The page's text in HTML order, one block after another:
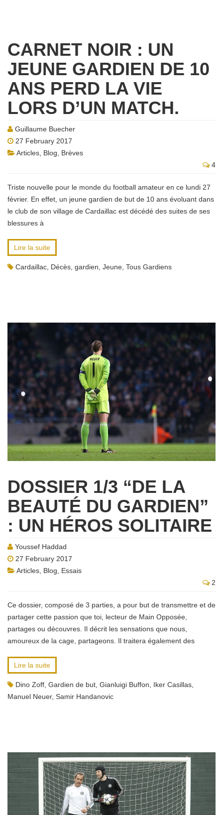
CARNET NOIR : UN
JEUNE GARDIEN DE 10
ANS PERD LA VIE
LORS D’UN MATCH.
Guillaume Buecher
27 February 2017
Articles Blog
Brèves
4
Triste nouvelle pour le monde du football amateur en ce lundi 27
février. En effet, un jeune gardien de but de 10 ans évoluant dans
le club de son village de Cardaillac est décédé des suites de ses
blessures à
Lire la suite
Cardaillac Décès gardien Jeune Tous Gardiens
DOSSIER 1/3 “DE LA
BEAUTÉ DU GARDIEN”
: UN HÉROS SOLITAIRE
Youssef Haddad
27 February 2017
Articles Blog
Essais
2
Ce dossier, composé de 3 parties, a pour but de transmettre et de
partager cette passion que toi, lecteur de Main Opposée,
partages ou découvres. Il décrit les sensations que nous,
amoureux de la cage, partageons. Il traitera également des
Lire la suite
Dino Zoff Gardien de but Gianluigi Buffon Iker Casillas
Manuel Neuer, Samir Handanovic